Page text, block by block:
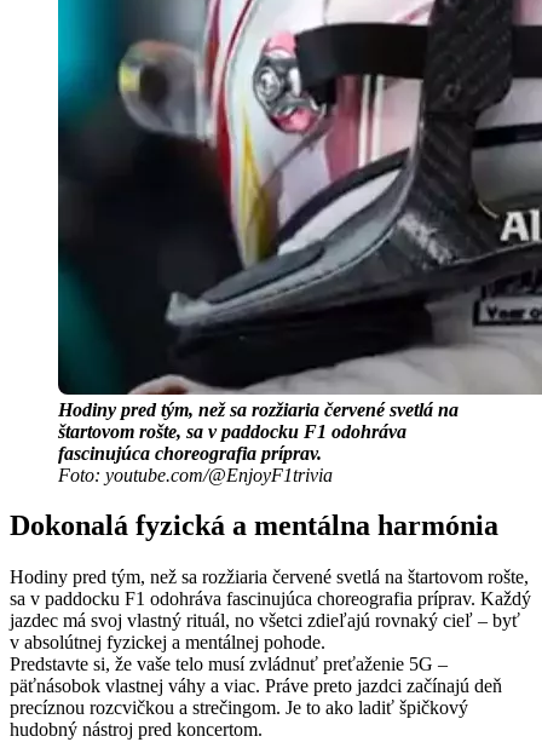
Hodiny pred tým, než sa rozžiaria červené svetlá na
štartovom rošte, sa v paddocku F1 odohráva
fascinujúca choreografia príprav.
Foto: youtube.com/@EnjoyF1trivia
Dokonalá fyzická a mentálna harmónia
Hodiny pred tým, než sa rozžiaria červené svetlá na štartovom rošte,
sa v paddocku F1 odohráva fascinujúca choreografia príprav. Každý
jazdec má svoj vlastný rituál, no všetci zdieľajú rovnaký cieľ – byť
v absolútnej fyzickej a mentálnej pohode.
Predstavte si, že vaše telo musí zvládnuť preťaženie 5G –
päťnásobok vlastnej váhy a viac. Práve preto jazdci začínajú deň
precíznou rozcvičkou a strečingom. Je to ako ladiť špičkový
hudobný nástroj pred koncertom.